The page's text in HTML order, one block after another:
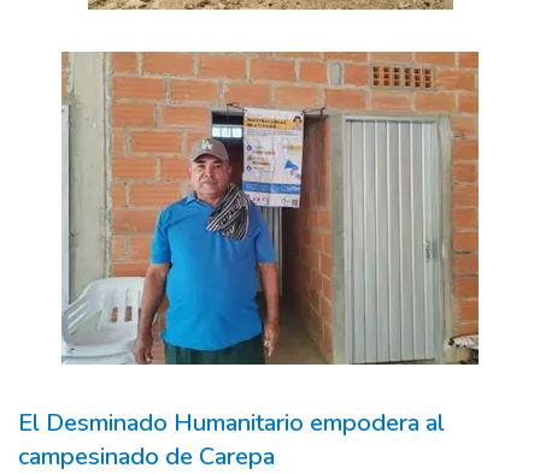
El Desminado Humanitario empodera al
campesinado de Carepa